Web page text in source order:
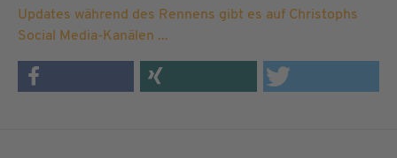
Updates während des Rennens gibt es auf Christophs
Social Media-Kanälen ...